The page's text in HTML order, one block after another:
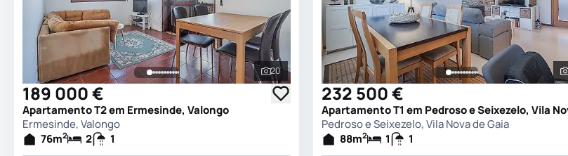
Ver todas as fotografias
20
189 000 €
Apartamento T2 em Ermesinde, Valongo
Ermesinde, Valongo
76m2 2 1
232 500 €
Pedroso e Seixezelo, Vila Nova de Gaia
88m2 1 1